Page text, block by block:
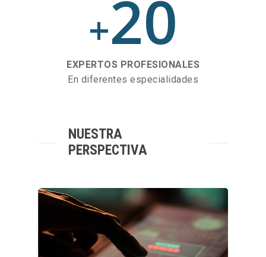
+20
EXPERTOS PROFESIONALES
En diferentes especialidades
NUESTRA
PERSPECTIVA